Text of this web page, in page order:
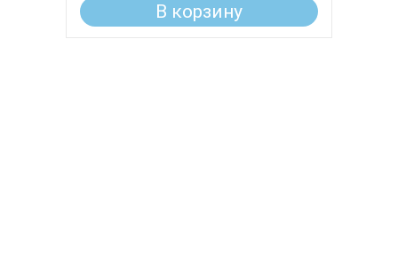
В корзину